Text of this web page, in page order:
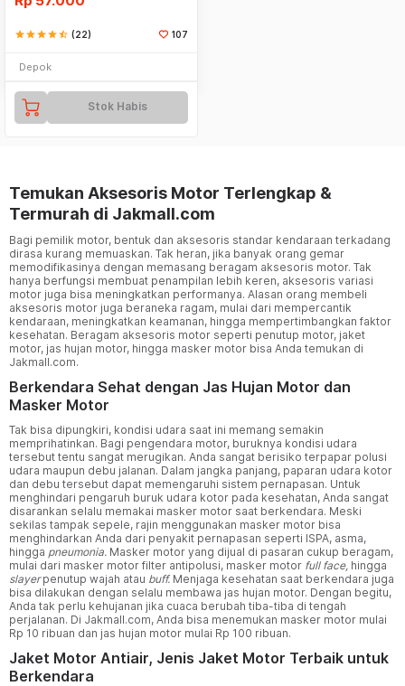
starstarstarstarstar_half (22) 107
Depok
Stok Habis
Temukan Aksesoris Motor Terlengkap &
Termurah di Jakmall.com
Bagi pemilik motor, bentuk dan aksesoris standar kendaraan terkadang
dirasa kurang memuaskan. Tak heran, jika banyak orang gemar
memodifikasinya dengan memasang beragam aksesoris motor. Tak
hanya berfungsi membuat penampilan lebih keren, aksesoris variasi
motor juga bisa meningkatkan performanya. Alasan orang membeli
aksesoris motor juga beraneka ragam, mulai dari mempercantik
kendaraan, meningkatkan keamanan, hingga mempertimbangkan faktor
kesehatan. Beragam aksesoris motor seperti penutup motor, jaket
motor, jas hujan motor, hingga masker motor bisa Anda temukan di
Jakmall.com.
Berkendara Sehat dengan Jas Hujan Motor dan
Masker Motor
Tak bisa dipungkiri, kondisi udara saat ini memang semakin
memprihatinkan. Bagi pengendara motor, buruknya kondisi udara
tersebut tentu sangat merugikan. Anda sangat berisiko terpapar polusi
udara maupun debu jalanan. Dalam jangka panjang, paparan udara kotor
dan debu tersebut dapat memengaruhi sistem pernapasan. Untuk
menghindari pengaruh buruk udara kotor pada kesehatan, Anda sangat
disarankan selalu memakai masker motor saat berkendara. Meski
sekilas tampak sepele, rajin menggunakan masker motor bisa
menghindarkan Anda dari penyakit pernapasan seperti ISPA, asma,
hingga pneumonia. Masker motor yang dijual di pasaran cukup beragam,
mulai dari masker motor filter antipolusi, masker motor full face, hingga
slayerpenutup wajah atau buff. Menjaga kesehatan saat berkendara juga
bisa dilakukan dengan selalu membawa jas hujan motor. Dengan begitu,
Anda tak perlu kehujanan jika cuaca berubah tiba-tiba di tengah
perjalanan. Di Jakmall.com, Anda bisa menemukan masker motor mulai
Rp 10 ribuan dan jas hujan motor mulai Rp 100 ribuan.
Jaket Motor Antiair, Jenis Jaket Motor Terbaik untuk
Berkendara